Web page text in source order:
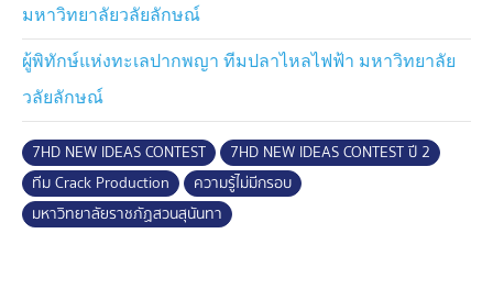
มหาวิทยาลัยวลัยลักษณ์
ผู้พิทักษ์แห่งทะเลปากพญา ทีมปลาไหลไฟฟ้า มหาวิทยาลัย
วลัยลักษณ์
7HD NEW IDEAS CONTEST
7HD NEW IDEAS CONTEST ปี 2
ทีม Crack Production
ความรู้ไม่มีกรอบ
มหาวิทยาลัยราชภัฏสวนสุนันทา